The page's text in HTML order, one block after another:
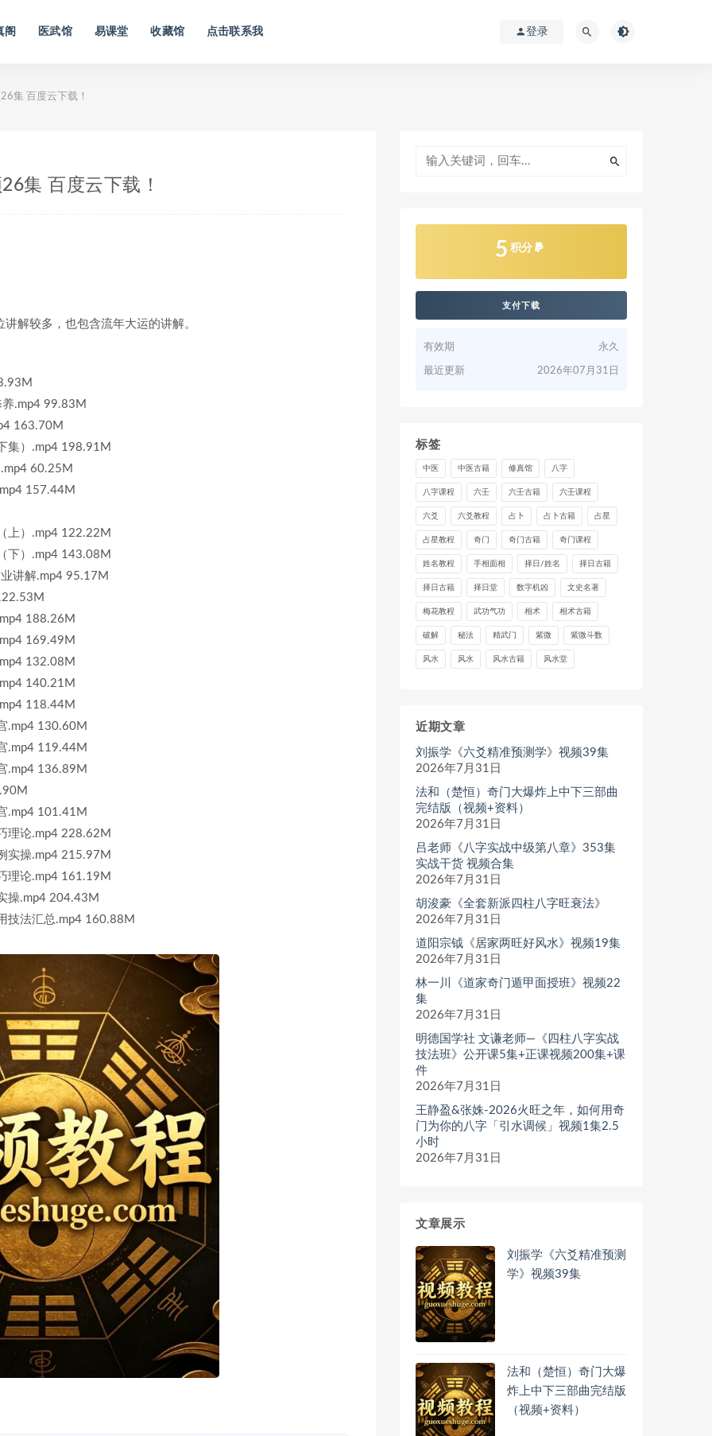
阁 医武馆 易课堂 收藏馆 点击联系我 登录
集 百度云下载！
集 百度云下载！
解较多，也包含流年大运的讲解。
.mp4 99.83M
163.70M
集）.mp4 198.91M
60.25M
157.44M
上）.mp4 122.22M
下）.mp4 143.08M
讲解.mp4 95.17M
188.26M
169.49M
132.08M
140.21M
118.44M
.mp4 130.60M
.mp4 119.44M
.mp4 136.89M
.mp4 101.41M
理论.mp4 228.62M
实操.mp4 215.97M
理论.mp4 161.19M
操.mp4 204.43M
法汇总.mp4 160.88M
5 积分
支付下载
有效期 永久
最近更新 2026年07月31日
标签
中医 中医古籍 修真馆 八字
八字课程 六壬 六壬古籍 六壬课程
六爻 六爻教程 占卜 占卜古籍 占星
占星教程 奇门 奇门古籍 奇门课程
姓名教程 手相面相 择日/姓名 择日古籍
择日古籍 择日堂 数字机凶 文史名著
梅花教程 武功气功 相术 相术古籍
破解 秘法 精武门 紫微 紫微斗数
风水 风水 风水古籍 风水堂
近期文章
刘振学《六爻精准预测学》视频39集
2026年7月31日
法和（楚恒）奇门大爆炸上中下三部曲
完结版（视频+资料）
2026年7月31日
吕老师《八字实战中级第八章》353集
实战干货 视频合集
2026年7月31日
胡浚豪《全套新派四柱八字旺衰法》
2026年7月31日
道阳宗钺《居家两旺好风水》视频19集
2026年7月31日
林一川《道家奇门遁甲面授班》视频22
集
2026年7月31日
明德国学社 文谦老师—《四柱八字实战
技法班》公开课5集+正课视频200集+课
件
2026年7月31日
王静盈&张姝-2026火旺之年，如何用奇
门为你的八字「引水调候」视频1集2.5
小时
2026年7月31日
文章展示
刘振学《六爻精准预测
学》视频39集
法和（楚恒）奇门大爆
炸上中下三部曲完结版
（视频+资料）